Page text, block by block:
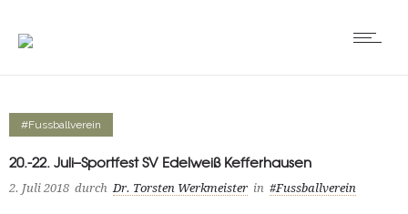
#Fussballverein
20.-22. Juli–Sportfest SV Edelweiß Kefferhausen
2. Juli 2018 durch Dr. Torsten Werkmeister in #Fussballverein